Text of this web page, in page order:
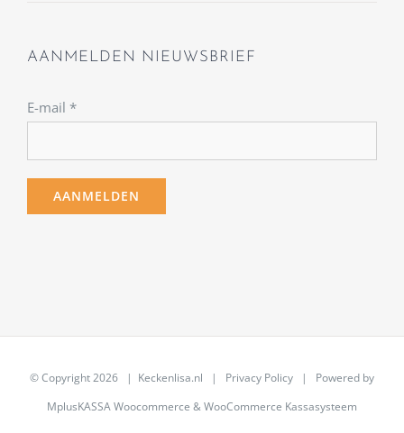
AANMELDEN NIEUWSBRIEF
E-mail *
© Copyright2026 | Keckenlisa.nl | Privacy Policy | Powered by
MplusKASSA Woocommerce &WooCommerce Kassasysteem